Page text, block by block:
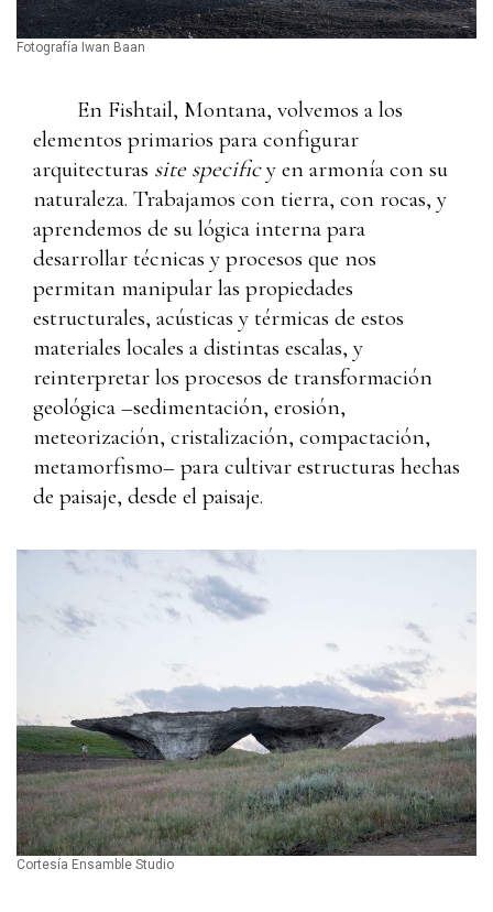
Fotografía Iwan Baan
En Fishtail, Montana, volvemos a los
elementos primarios para configurar
arquitecturas site specificy en armonía con su
naturaleza. Trabajamos con tierra, con rocas, y
aprendemos de su lógica interna para
desarrollar técnicas y procesos que nos
permitan manipular las propiedades
estructurales, acústicas y térmicas de estos
materiales locales a distintas escalas, y
reinterpretar los procesos de transformación
geológica –sedimentación, erosión,
meteorización, cristalización, compactación,
metamorfismo– para cultivar estructuras hechas
de paisaje, desde el paisaje.
Cortesía Ensamble Studio